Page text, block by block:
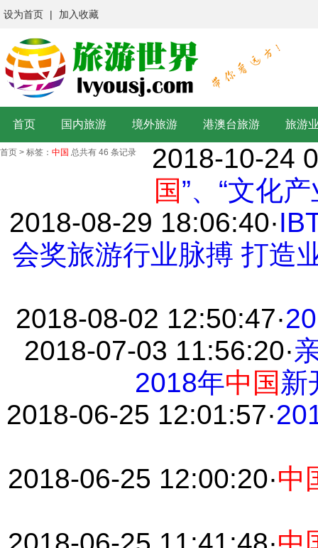
设为首页 | 加入收藏
首页 国内旅游 境外旅游 港澳台旅游 旅游
首页 > 标签： 中国 总共有 46 条记录
2018-10-24
国”、“文化
2018-08-29 18:06:40·
会奖旅游行业脉搏 打造
2018-08-02 12:50:47·
2018-07-03 11:56:20·
2018年中国新
2018-06-25 12:01:57·
2018-06-25 12:00:20·中